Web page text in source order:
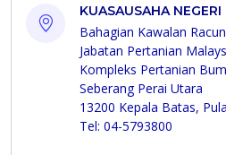
KUASAUSAHA
Bahagian Kawalan
Jabatan Pertanian
Kompleks Pertanian
Seberang Perai Utara
13200 Kepala Batas,
Tel: 04-5793800